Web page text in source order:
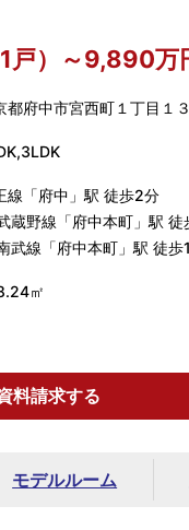
）～9,890万
都府中市宮西町１丁目１３
線「府中」駅 徒歩2分
蔵野線「府中本町」駅 徒
武線「府中本町」駅 徒歩
㎡
料請求する
モデルルーム